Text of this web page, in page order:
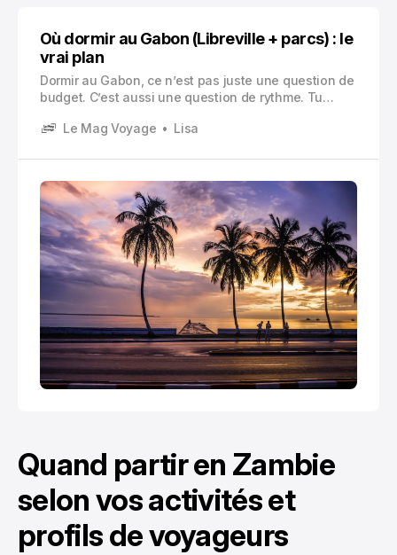
Où dormir au Gabon (Libreville + parcs) : le
vrai plan
Dormir au Gabon, ce n’est pas juste une question de
budget. C’est aussi une question de rythme. Tu
simples, ou tu viens pour respirer et tu rêves déjà de
mélanger, ce qui est… ambitieux, mais faisable.
Le Mag Voyage Lisa
Quand partir en Zambie
selon vos activités et
profils de voyageurs